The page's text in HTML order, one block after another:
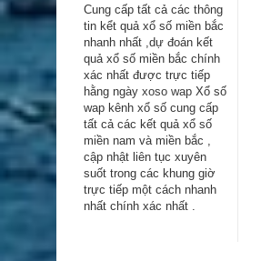
Cung cấp tất cả các thông
tin kểt quả xổ số miền bắc
nhanh nhất ,dự đoán kết
quả xổ số miền bắc chính
xác nhất được trực tiếp
hằng ngày xoso wap Xổ số
wap kênh xổ số cung cấp
tất cả các kết quả xổ số
miền nam và miền bắc ,
cập nhật liên tục xuyên
suốt trong các khung giờ
trực tiếp một cách nhanh
nhất chính xác nhất .